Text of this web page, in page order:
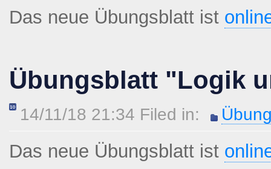
Das neue Übungsblatt ist
Übungsblatt "Logik
14/11/18 21:34 Filed in:
Das neue Übungsblatt ist